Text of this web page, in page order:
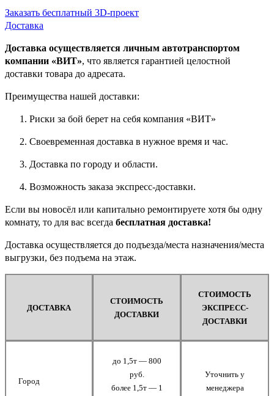
Заказать бесплатный 3D-проект
Доставка
Доставка осуществляется личным автотранспортом
компании «ВИТ», что является гарантией целостной
доставки товара до адресата.
Преимущества нашей доставки:
Риски за бой берет на себя компания «ВИТ»
Своевременная доставка в нужное время и час.
Доставка по городу и области.
Возможность заказа экспресс-доставки.
Если вы новосёл или капитально ремонтируете хотя бы одну
комнату, то для вас всегда бесплатная доставка!
Доставка осуществляется до подъезда/места назначения/места
выгрузки, без подъема на этаж.
ДОСТАВКА
СТОИМОСТЬ
ДОСТАВКИ
СТОИМОСТЬ
ЭКСПРЕСС-
ДОСТАВКИ
Город
до 1,5т — 800
руб.
более 1,5т — 1
Уточнить у
менеджера